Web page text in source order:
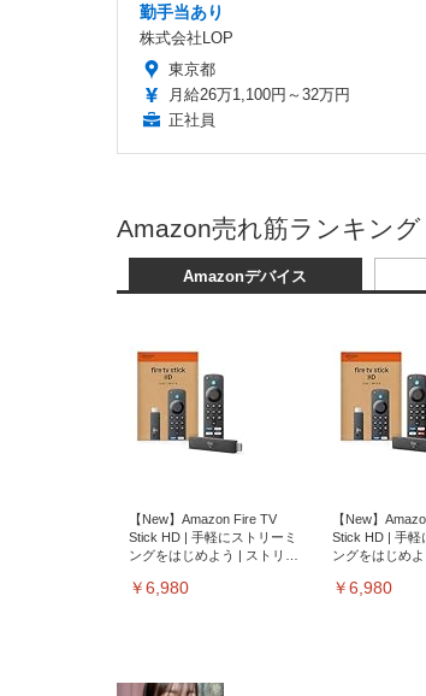
勤手当あり
株式会社LOP
東京都
月給26万1,100円～32万円
正社員
Amazon売れ筋ランキング
Amazonデバイス
【New】Amazon Fire TV
Stick HD | 手軽にストリーミ
ングをはじめよう | ストリー
￥6,980
【New】
Stick HD | 手軽
ングをはじめよ
￥6,980